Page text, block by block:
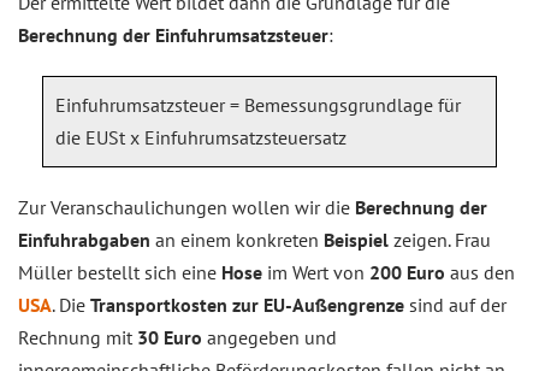
Berechnung der Einfuhrumsatzsteuer:
Einfuhrumsatzsteuer = Bemessungsgrundlage für
die EUSt x Einfuhrumsatzsteuersatz
Zur Veranschaulichungen wollen wir die Berechnung der
Einfuhrabgaben an einem konkreten Beispiel zeigen. Frau
Müller bestellt sich eine Hose im Wert von 200 Euro aus den
USA. Die Transportkosten zur EU-Außengrenze sind auf der
Rechnung mit 30 Euro angegeben und